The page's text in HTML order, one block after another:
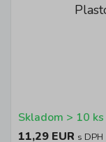
Skladom > 10 ks
11,29 EUR s DPH